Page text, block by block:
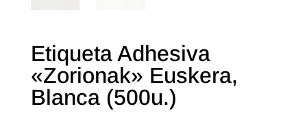
Etiqueta Adhesiva
«Zorionak» Euskera,
Blanca (500u.)